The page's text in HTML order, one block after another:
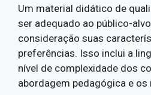
Um material didático de
ser adequado ao público-
consideração suas
preferências. Isso inclui a
nível de complexidade dos
abordagem pedagógica e